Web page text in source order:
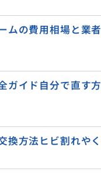
ムの費用相場と業
ガイド自分で直す
換方法ヒビ割れや